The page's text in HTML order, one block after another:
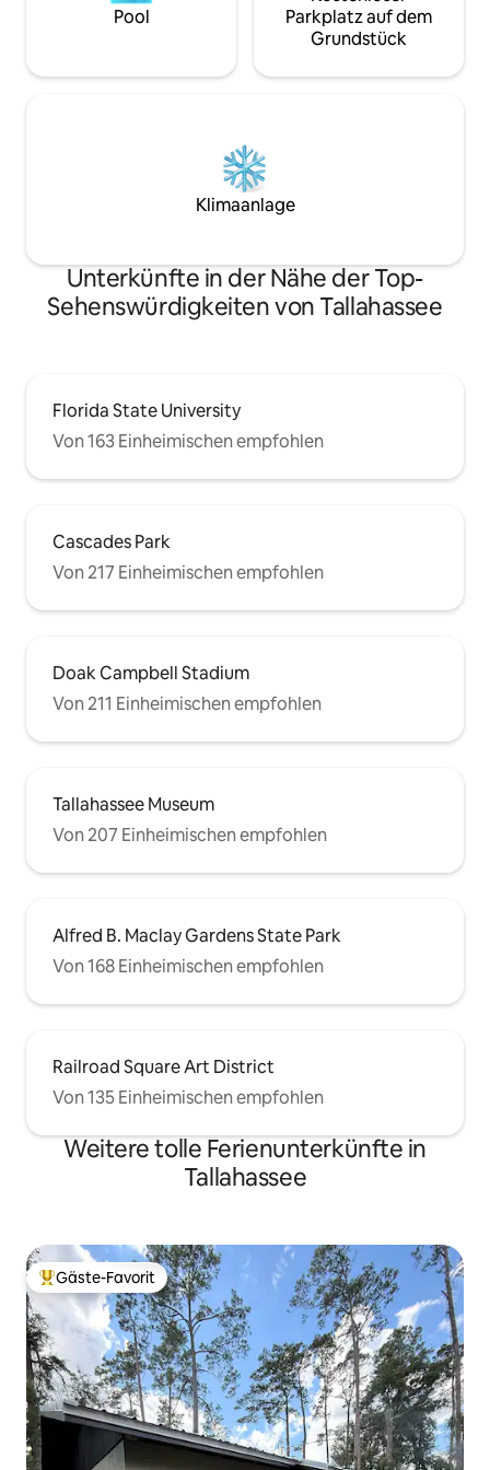
Pool
Parkplatz auf dem
Grundstück
Klimaanlage
Unterkünfte in der Nähe der Top-
Sehenswürdigkeiten von Tallahassee
Florida State University
Von 163 Einheimischen empfohlen
Cascades Park
Von 217 Einheimischen empfohlen
Doak Campbell Stadium
Von 211 Einheimischen empfohlen
Tallahassee Museum
Von 207 Einheimischen empfohlen
Alfred B. Maclay Gardens State Park
Von 168 Einheimischen empfohlen
Railroad Square Art District
Von 135 Einheimischen empfohlen
Weitere tolle Ferienunterkünfte in
Tallahassee
Beliebter Gäste-Favorit.
Gäste-Favorit